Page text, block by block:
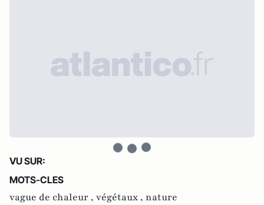
VU SUR:
MOTS-CLES
vague de chaleur , végétaux , nature